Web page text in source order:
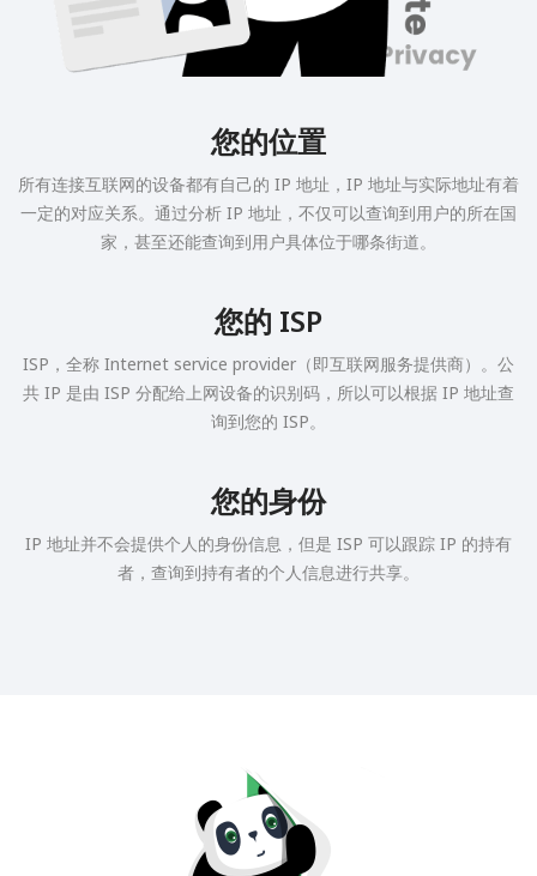
您的位置
所有连接互联网的设备都有自己的 IP 地址，IP 地址与实际地址有着
一定的对应关系。通过分析 IP 地址，不仅可以查询到用户的所在国
家，甚至还能查询到用户具体位于哪条街道。
您的 ISP
ISP，全称 Internet service provider（即互联网服务提供商）。公
共 IP 是由 ISP 分配给上网设备的识别码，所以可以根据 IP 地址查
询到您的 ISP。
您的身份
IP 地址并不会提供个人的身份信息，但是 ISP 可以跟踪 IP 的持有
者，查询到持有者的个人信息进行共享。